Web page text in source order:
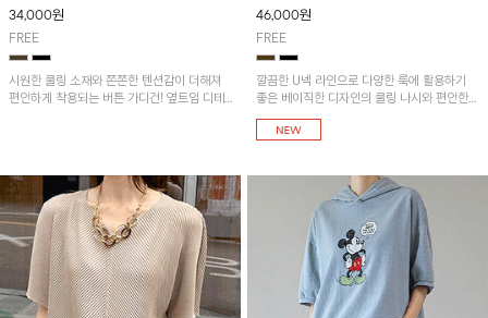
34,000원
FREE
시원한 쿨링 소재와 쫀쫀한 텐션감이 더해져
편안하게 착용되는 버튼 가디건! 옆트임 디테
46,000원
FREE
깔끔한 U넥 라인으로 다양한 룩에 활용하기
좋은 베이직한 디자인의 쿨링 나시와 편안한
밴딩 팬츠 세트아이템입니다. 가볍고 시원한
소재감으로 쾌적하게 착용되며 쿨링텐션 옆트